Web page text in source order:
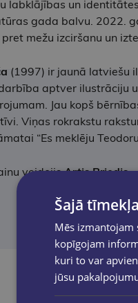
labklājības un
gada balvu. 2022.
mežu izciršanu un
(1997) ir jaunā latviešu
aptver ilustrāciju
Jau kopš
Viņas rokrakstu
“Es meklēju
veidojisArtis Briedis.
Šajā
Mēs izmantojam
kopīgojam
kuri to var
jūsu